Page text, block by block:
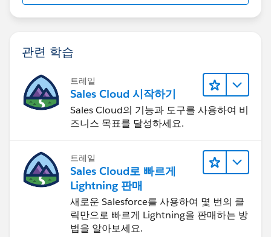
관련 학습
트레일
Sales Cloud 시작하기
Sales Cloud의 기능과 도구를 사용하여 비
즈니스 목표를 달성하세요.
트레일
Sales Cloud로 빠르게
Lightning 판매
새로운 Salesforce를 사용하여 몇 번의 클
릭만으로 빠르게 Lightning을 판매하는 방
법을 알아보세요.